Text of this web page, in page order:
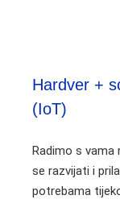
Hardver +
(IoT)
Radimo s vama
se razvijati i
potrebama